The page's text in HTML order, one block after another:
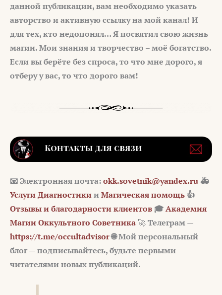
данной публикации, вам необходимо указать
авторство и активную ссылку на мой канал! И
для тех, кто недопонял… Я посвятил свою жизнь
магии. Мои знания и творчество – моё богатство.
Если вы берёте без спроса, то что мне дорого, я
отберу у вас, то что дорого вам!
📧 Электронная почта:okk.sovetnik@yandex.ru 🚑
Услуги ДиагностикииМагическая помощь 👍
Отзывы и благодарности клиентов 🎓Академия
Магии Оккультного Советника 🚀Телеграм —
https://t.me/occultadvisor🌐 Мой персональный
блог — подписывайтесь, будьте первыми
читателями новых публикаций.